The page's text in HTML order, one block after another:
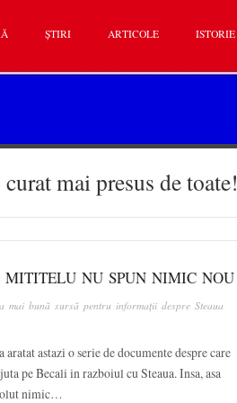
ȘTIRI ARTICOLE ISTORIE
mai presus de toate!
MITITELU NU SPUN NIMIC NOU
mai bună sursă pentru informații despre Steaua
astazi o serie de documente despre care
pe Becali in razboiul cu Steaua. Insa, asa
nimic…